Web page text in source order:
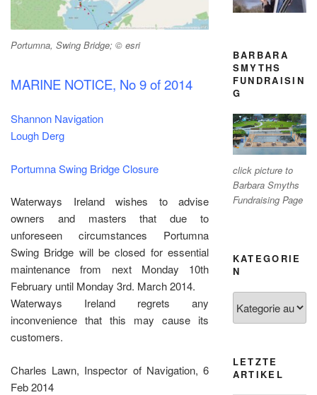
Portumna, Swing Bridge; © esri
MARINE NOTICE, No 9 of 2014
Shannon Navigation
Lough Derg
Portumna Swing Bridge Closure
Waterways Ireland wishes to advise
owners and masters that due to
unforeseen circumstances Portumna
Swing Bridge will be closed for essential
maintenance from next Monday 10th
February until Monday 3rd. March 2014.
Waterways Ireland regrets any
inconvenience that this may cause its
customers.
Charles Lawn, Inspector of Navigation, 6
Feb 2014
BARBARA
SMYTHS
FUNDRAISIN
G
click picture to
Barbara Smyths
Fundraising Page
KATEGORIE
N
LETZTE
ARTIKEL